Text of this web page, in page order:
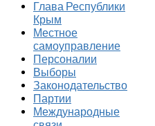
Глава Республики
Крым
Местное
самоуправление
Персоналии
Выборы
Законодательство
Партии
Международные